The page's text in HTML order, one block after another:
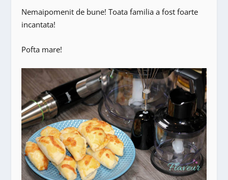
Nemaipomenit de bune! Toata familia a fost foarte
incantata!
Pofta mare!